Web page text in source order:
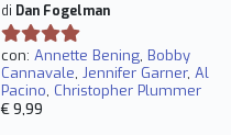
di Dan Fogelman
con: Annette Bening, Bobby
Cannavale, Jennifer Garner, Al
Pacino, Christopher Plummer
€ 9,99